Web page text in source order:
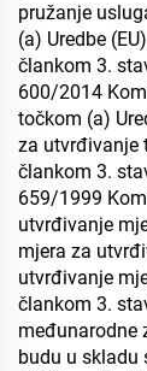
pružanje
(a) Uredbe
člankom 3.
600/2014
točkom (a)
za utvrđivanje
člankom 3.
659/1999
utvrđivanje
mjera za
utvrđivanje
člankom 3.
međunarodne
budu u skladu